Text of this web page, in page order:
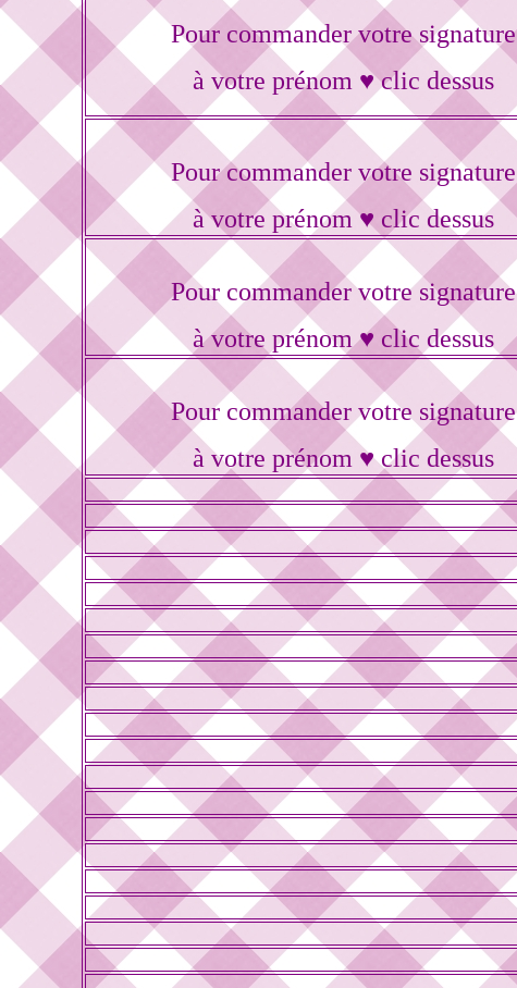
Pour commander votre signature
à votre prénom ♥ clic dessus
Pour commander votre signature
à votre prénom ♥ clic dessus
Pour commander votre signature
à votre prénom ♥ clic dessus
Pour commander votre signature
à votre prénom ♥ clic dessus